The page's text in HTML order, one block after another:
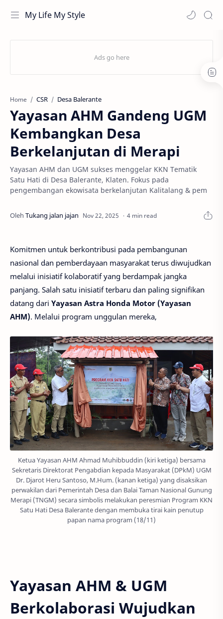
My Life My Style
Home CSR Desa Balerante
Yayasan AHM Gandeng UGM
Kembangkan Desa
Berkelanjutan di Merapi
Yayasan AHM dan UGM sukses menggelar KKN Tematik
Satu Hati di Desa Balerante, Klaten. Fokus pada
pengembangan ekowisata berkelanjutan Kalitalang & pem
4 min read
Komitmen untuk berkontribusi pada pembangunan
nasional dan pemberdayaan masyarakat terus diwujudkan
melalui inisiatif kolaboratif yang berdampak jangka
panjang. Salah satu inisiatif terbaru dan paling signifikan
datang dari Yayasan Astra Honda Motor (Yayasan
AHM). Melalui program unggulan mereka,
Ketua Yayasan AHM Ahmad Muhibbuddin (kiri ketiga) bersama
Sekretaris Direktorat Pengabdian kepada Masyarakat (DPkM) UGM
Dr. Djarot Heru Santoso, M.Hum. (kanan ketiga) yang disaksikan
perwakilan dari Pemerintah Desa dan Balai Taman Nasional Gunung
Merapi (TNGM) secara simbolis melakukan peresmian Program KKN
Satu Hati Desa Balerante dengan membuka tirai kain penutup
papan nama program (18/11)
Yayasan AHM & UGM
Berkolaborasi Wujudkan